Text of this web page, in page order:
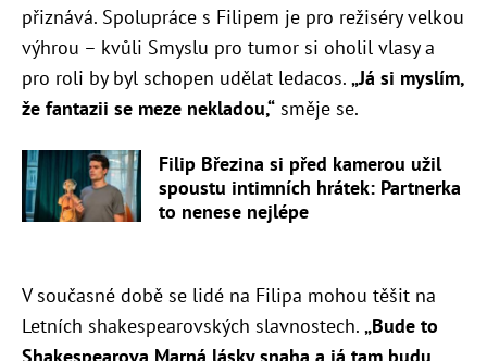
přiznává. Spolupráce s Filipem je pro režiséry velkou
výhrou – kvůli Smyslu pro tumor si oholil vlasy a
pro roli by byl schopen udělat ledacos. „Já si myslím,
že fantazii se meze nekladou,“ směje se.
Filip Březina si před kamerou užil
spoustu intimních hrátek: Partnerka
to nenese nejlépe
V současné době se lidé na Filipa mohou těšit na
Letních shakespearovských slavnostech. „Bude to
Shakespearova Marná lásky snaha a já tam budu